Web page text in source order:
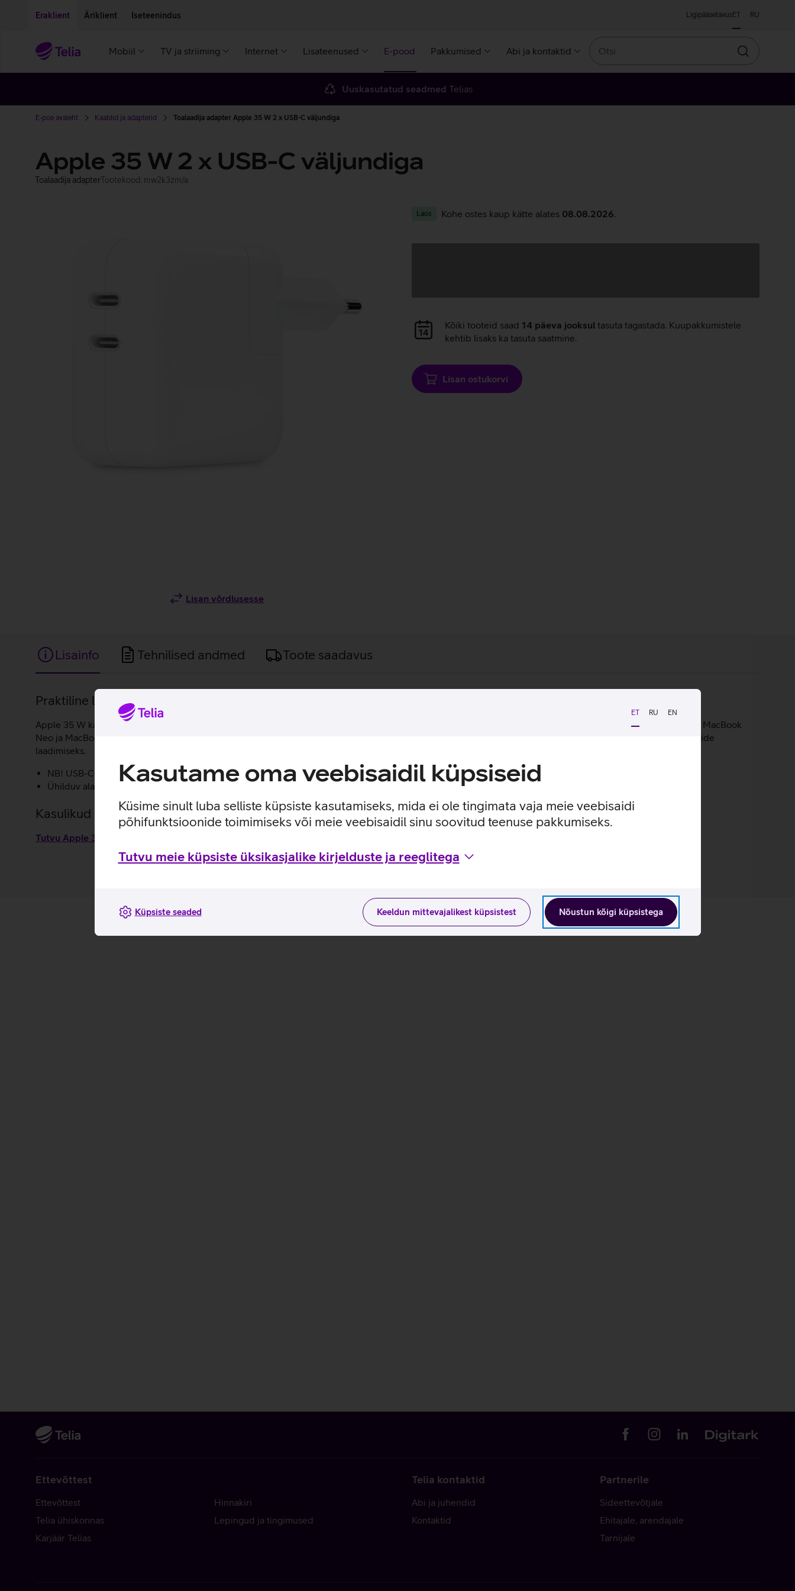
ET RU EN
Kasutame oma veebisaidil küpsiseid
Küsime sinult luba selliste küpsiste kasutamiseks, mida ei ole tingimata vaja meie veebisaidi
põhifunktsioonide toimimiseks või meie veebisaidil sinu soovitud teenuse pakkumiseks.
Tutvu meie küpsiste üksikasjalike kirjelduste ja reeglitega
Nõustun kõigi küpsistega
Keeldun mittevajalikest küpsistest
Küpsiste seaded
Eraklient Äriklient Iseteenindus LigipääsetavusET RU
Mobiil TV ja striiming Internet Lisateenused E-pood Pakkumised Abi ja kontaktid
Otsin
Uuskasutatud seadmed Telias
E-poe avaleht Kaablid ja adapterid Toalaadija adapter Apple 35 W 2 x USB-C väljundiga
Apple 35 W 2 x USB-C väljundiga
Toalaadija adapterTootekood: mw2k3zm/a
Lisan võrdlusesse
Laos Kohe ostes kaup kätte alates 08.08.2026
Andmete
laadimine
Kõiki tooteid saad 14 päeva jooksul tasuta tagastada. Kuupakkumistele
kehtib lisaks ka tasuta saatmine.
Lisan ostukorvi
Lisainfo Tehnilised andmed Toote saadavus
Lisainfo
Praktiline laadija Apple seadmetele.
Apple 35 W kahe USB‑C pordiga toiteadapter võimaldab laadida kahte seadet samaaegselt nii kodus, kontoris kui ka liikvel olles. Apple soovitab seda kasutada MacBook
Neo ja MacBook Air sülearvutitega, pakkudes mugavust ja paindlikkust tänu lisalaadimisportile. Lisaks sobib adapter ka iPhone’i, iPadi, Apple Watch'i ja AirPodside
laadimiseks.
NB! USB-C laadimisjuhe on müügil eraldi.
Ühilduv alates iPhone 15 seeria, MacBook Air (2018 või uuem) mudelitega, MacBook Neo mudeliga ning uuemate iPadidega.
Kasulikud lingid
Tutvu Apple 35 W sülearvuti laadija omaduste ja kasutusviisidega tootja kodulehel
Ettevõttest
Ettevõttest
Telia ühiskonnas
Karjäär Telias
Hinnakiri
Lepingud ja tingimused
Telia kontaktid
Abi ja juhendid
Kontaktid
Partnerile
Sideettevõtjale
Ehitajale, arendajale
Tarnijale